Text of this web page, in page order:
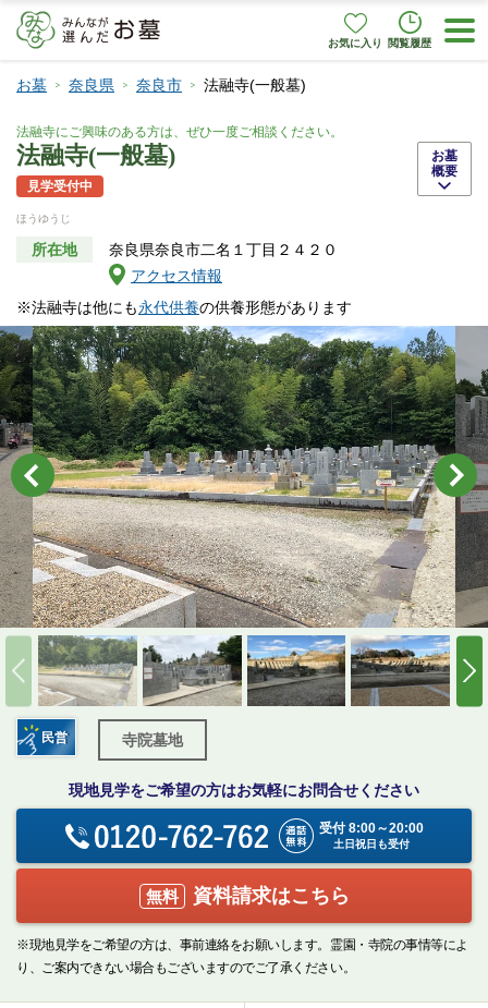
お気に入り 閲覧履歴
お墓 奈良県 奈良市 法融寺(一般墓)
法融寺にご興味のある方は、ぜひ一度ご相談ください。
法融寺(一般墓)
見学受付中
ほうゆうじ
所在地
奈良県奈良市二名１丁目２４２０
アクセス情報
※法融寺は他にも永代供養の供養形態があります
お墓
概要
民営 寺院墓地
現地見学をご希望の方はお気軽にお問合せください
受付 8:00～20:00
土日祝日も受付
無料 資料請求はこちら
※現地見学をご希望の方は、事前連絡をお願いします。霊園・寺院の事情等によ
り、ご案内できない場合もございますのでご了承ください。